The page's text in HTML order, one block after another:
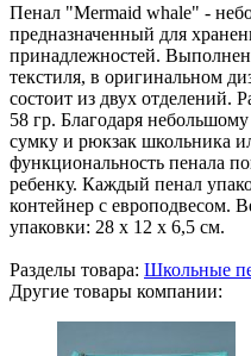
Пенал "Mermaid whale" -
предназначенный для
принадлежностей. Выполнен
текстиля, в оригинальном
состоит из двух отделений.
58 гр. Благодаря
сумку и рюкзак школьника
функциональность пенала
ребенку. Каждый пенал
контейнер с европодвесом.
упаковки: 28 х 12 х 6,5 см.
Разделы товара: Школьные
Другие товары компании: